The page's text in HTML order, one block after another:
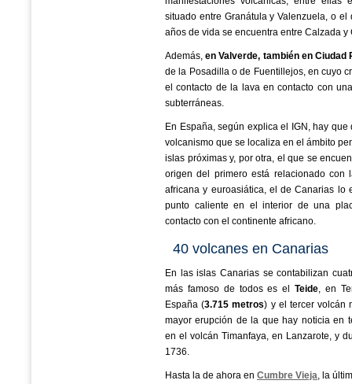
situado entre Granátula y Valenzuela, o
años de vida se encuentra entre Calzada y
Además,en Valverde, también en Ciudad
de la Posadilla o de Fuentillejos, en cuyo
el contacto de la lava en contacto con
subterráneas.
En España, según explica el IGN, hay
volcanismo que se localiza en el ámbito
islas próximas y, por otra, el que se
origen del primero está relacionado con
africana y euroasiática, el de Canarias lo
punto caliente en el interior de una
contacto con el continente africano.
40 volcanes en Canarias
En las islas Canarias se contabilizan
más famoso de todos es el
Teide, en
España (3.715 metros) y el tercer volcán
mayor erupción de la que hay noticia en
en el volcán Timanfaya, en Lanzarote, y
1736.
Hasta la de ahora en Cumbre Vieja, la